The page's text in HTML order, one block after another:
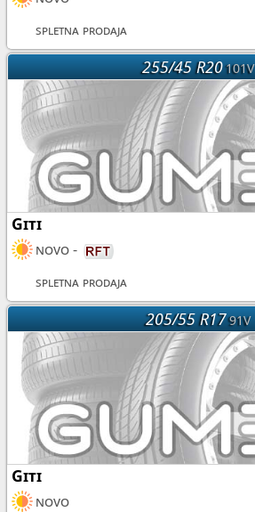
spletna prodaja
255/45 R20101V
Giti
novo-
spletna prodaja
205/55 R1791V
Giti
novo